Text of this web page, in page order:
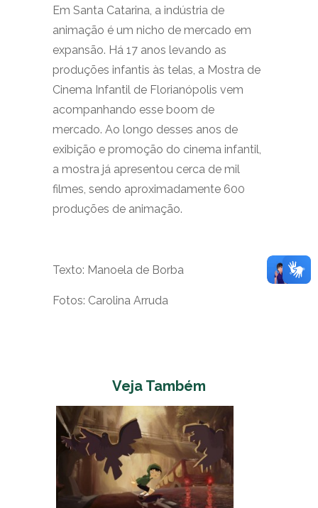
Em Santa Catarina, a indústria de
animação é um nicho de mercado em
expansão. Há 17 anos levando as
produções infantis às telas, a Mostra de
Cinema Infantil de Florianópolis vem
acompanhando esse boom de
mercado. Ao longo desses anos de
exibição e promoção do cinema infantil,
a mostra já apresentou cerca de mil
filmes, sendo aproximadamente 600
produções de animação.
Texto: Manoela de Borba
Fotos: Carolina Arruda
Veja Também